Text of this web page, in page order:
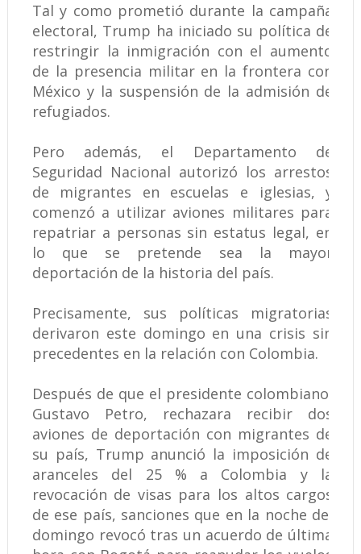
Tal y como prometió durante la campaña
electoral, Trump ha iniciado su política de
restringir la inmigración con el aumento
de la presencia militar en la frontera con
México y la suspensión de la admisión de
refugiados.
Pero además, el Departamento de
Seguridad Nacional autorizó los arrestos
de migrantes en escuelas e iglesias, y
comenzó a utilizar aviones militares para
repatriar a personas sin estatus legal, en
lo que se pretende sea la mayor
deportación de la historia del país.
Precisamente, sus políticas migratorias
derivaron este domingo en una crisis sin
precedentes en la relación con Colombia.
Después de que el presidente colombiano,
Gustavo Petro, rechazara recibir dos
aviones de deportación con migrantes de
su país, Trump anunció la imposición de
aranceles del 25 % a Colombia y la
revocación de visas para los altos cargos
de ese país, sanciones que en la noche del
domingo revocó tras un acuerdo de última